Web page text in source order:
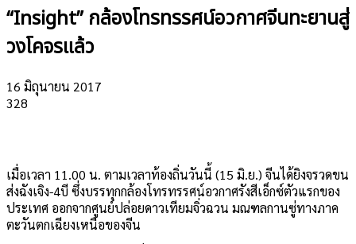
​“Insight” กล้องโทรทรรศน์อวกาศจีนทะยานสู่
วงโคจรแล้ว
16 มิถุนายน 2017
328
เมื่อเวลา 11.00 น. ตามเวลาท้องถิ่นวันนี้ (15 มิ.ย.) จีนได้ยิงจรวดขน
ส่งฉังเจิง-4บี ซึ่งบรรทุกกล้องโทรทรรศน์อวกาศรังสีเอ็กซ์ตัวแรกของ
ประเทศ ออกจากศูนย์ปล่อยดาวเทียมจิ่วฉวน มณฑลกานซู่ทางภาค
ตะวันตกเฉียงเหนือของจีน